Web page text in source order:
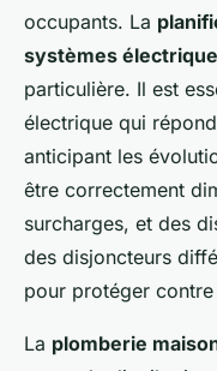
occupants. La
systèmes
particulière. Il est
électrique qui
anticipant les
être correctement
surcharges, et des
des disjoncteurs
pour protéger
La plomberie